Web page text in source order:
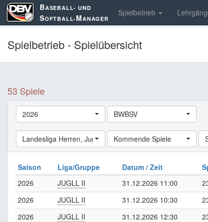
BASEBALL- UND
SOFTBALL-MANAGER
Spielbetrieb
Spielbetrieb - Spielübersicht
53 Spiele
2026 BWBSV
Landesliga Herren, Jugend Landesliga,Schüler Landesliga
Kommende Spiele
Saison Liga/Gruppe Datum / Zeit
2026
JUGLL II 31.12.2026 11:00
2026
JUGLL II 31.12.2026 10:30
2026
JUGLL II 31.12.2026 12:30